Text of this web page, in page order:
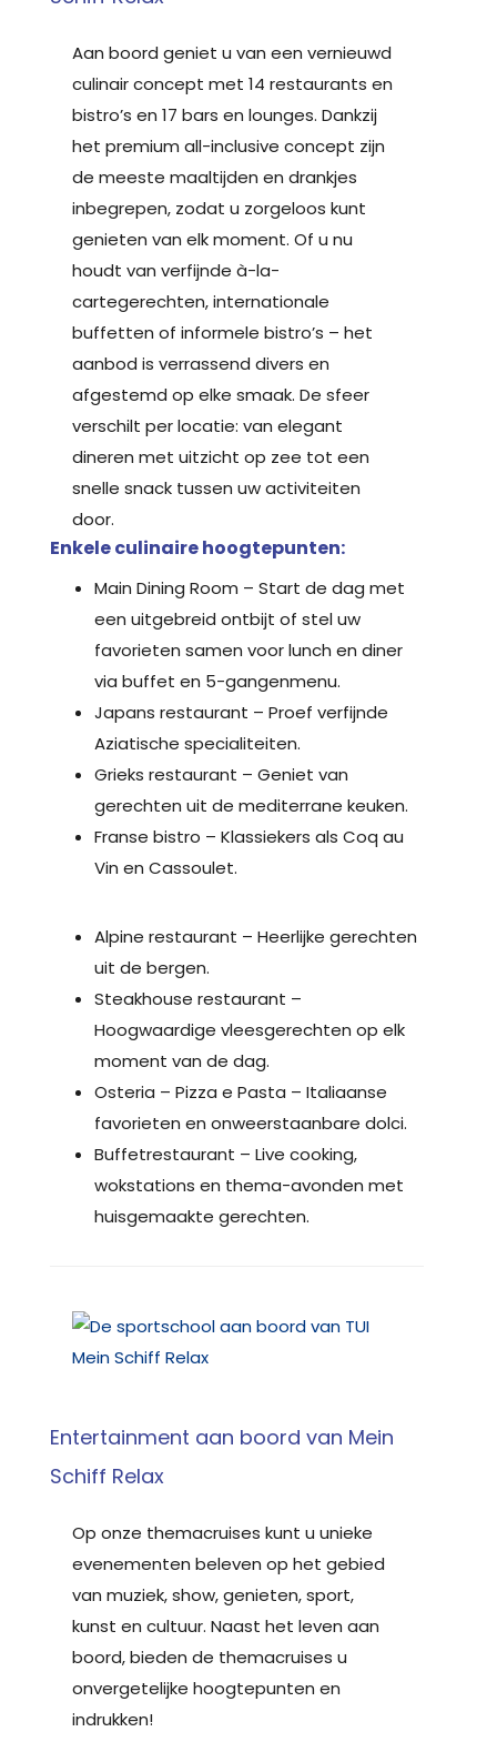
Aan boord geniet u van een vernieuwd
culinair concept met 14 restaurants en
bistro’s en 17 bars en lounges. Dankzij
het premium all-inclusive concept zijn
de meeste maaltijden en drankjes
inbegrepen, zodat u zorgeloos kunt
genieten van elk moment. Of u nu
houdt van verfijnde à-la-
cartegerechten, internationale
buffetten of informele bistro’s – het
aanbod is verrassend divers en
afgestemd op elke smaak. De sfeer
verschilt per locatie: van elegant
dineren met uitzicht op zee tot een
snelle snack tussen uw activiteiten
door.
Enkele culinaire hoogtepunten:
Main Dining Room – Start de dag met
een uitgebreid ontbijt of stel uw
favorieten samen voor lunch en diner
via buffet en 5-gangenmenu.
Japans restaurant – Proef verfijnde
Aziatische specialiteiten.
Grieks restaurant – Geniet van
gerechten uit de mediterrane keuken.
Franse bistro – Klassiekers als Coq au
Vin en Cassoulet.
Alpine restaurant – Heerlijke gerechten
uit de bergen.
Steakhouse restaurant –
Hoogwaardige vleesgerechten op elk
moment van de dag.
Osteria – Pizza e Pasta – Italiaanse
favorieten en onweerstaanbare dolci.
Buffetrestaurant – Live cooking,
wokstations en thema-avonden met
huisgemaakte gerechten.
Entertainment aan boord van Mein
Schiff Relax
Op onze themacruises kunt u unieke
evenementen beleven op het gebied
van muziek, show, genieten, sport,
kunst en cultuur. Naast het leven aan
boord, bieden de themacruises u
onvergetelijke hoogtepunten en
indrukken!